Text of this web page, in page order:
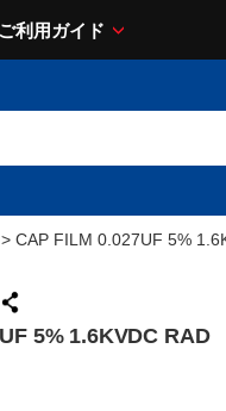
ご利用ガイド
> CAP FILM 0.027UF 5%
5% 1.6KVDC RAD